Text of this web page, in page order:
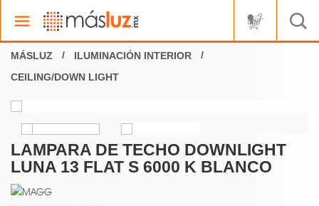
ILUMINACIÓN INTERIOR
CEILING/DOWN LIGHT
LAMPARA DE TECHO DOWNLIGHT
LUNA 13 FLAT S 6000 K BLANCO